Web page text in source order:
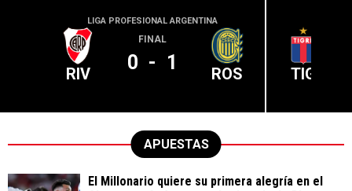
LIGA PROFESIONAL ARGENTINA
RIV
FINAL
0 - 1 ROS TIG
APUESTAS
El Millonario quiere su primera alegría en el